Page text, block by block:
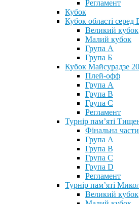
Регламент
Кубок
Кубок області
Великий кубок
Малий кубок
Група А
Група Б
Кубок Майсурадзе
Плей-офф
Група А
Група В
Група С
Регламент
Турнір пам’яті
Фінальна
Група А
Група В
Група С
Група D
Регламент
Турнір пам’яті
Великий кубок